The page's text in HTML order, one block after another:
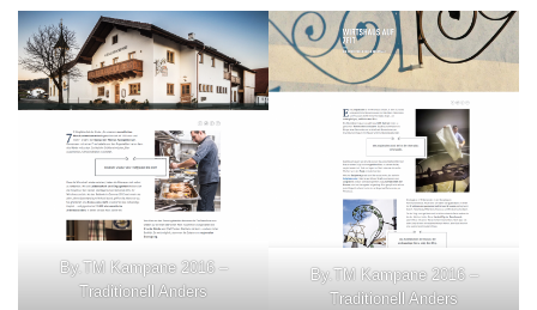
By.TM Kampane 2016 –
Traditionell Anders
By.TM Kampane 2016 –
Traditionell Anders